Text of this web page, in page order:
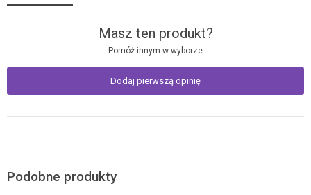
Masz ten produkt?
Pomóż innym w wyborze
Dodaj pierwszą opinię
Podobne produkty